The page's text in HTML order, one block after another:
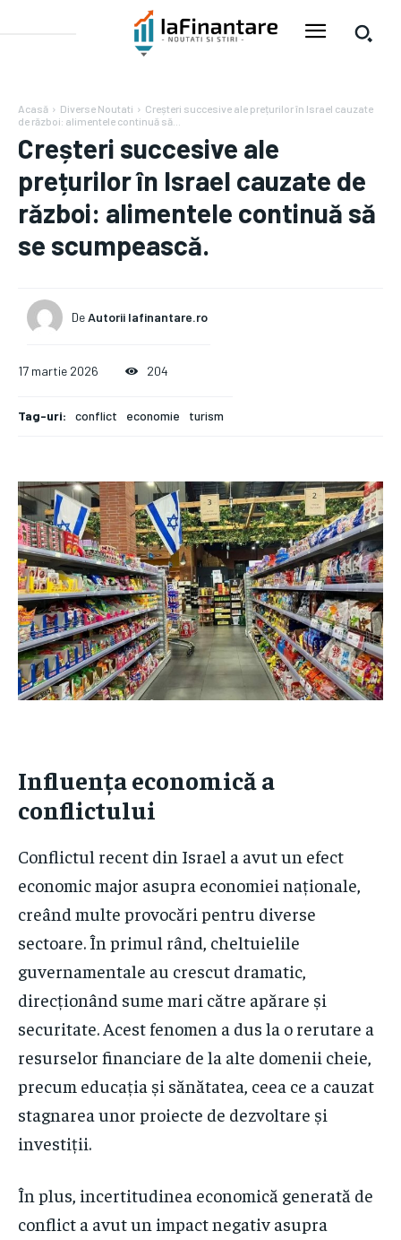
Acasă Diverse Noutati
Creșteri succesive ale prețurilor în Israel cauzate
de război: alimentele continuă să...
Creșteri succesive ale
prețurilor în Israel cauzate de
război: alimentele continuă să
se scumpească.
DeAutorii Iafinantare.ro
17 martie 2026 204
Tag-uri: conflict economie turism
Influența economică a
conflictului
Conflictul recent din Israel a avut un efect
economic major asupra economiei naționale,
creând multe provocări pentru diverse
sectoare. În primul rând, cheltuielile
guvernamentale au crescut dramatic,
direcționând sume mari către apărare și
securitate. Acest fenomen a dus la o rerutare a
resurselor financiare de la alte domenii cheie,
precum educația și sănătatea, ceea ce a cauzat
stagnarea unor proiecte de dezvoltare și
investiții.
În plus, incertitudinea economică generată de
conflict a avut un impact negativ asupra